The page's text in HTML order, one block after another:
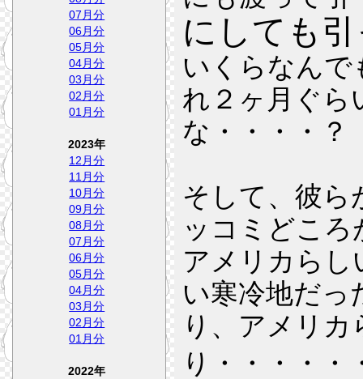
にしても
いくらなんで
れ２ヶ月ぐら
な・・・・？
そして、彼ら
ッコミどころ
アメリカらし
い寒冷地だっ
り、アメリ
り・・・・・
07月分
06月分
05月分
04月分
03月分
02月分
01月分
2023年
12月分
11月分
10月分
09月分
08月分
07月分
06月分
05月分
04月分
03月分
02月分
01月分
2022年